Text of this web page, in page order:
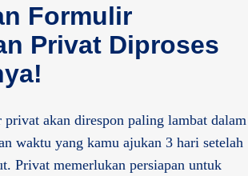
Formulir
Privat Diproses
akan direspon paling lambat dalam
waktu yang kamu ajukan 3 hari setelah
Privat memerlukan persiapan untuk